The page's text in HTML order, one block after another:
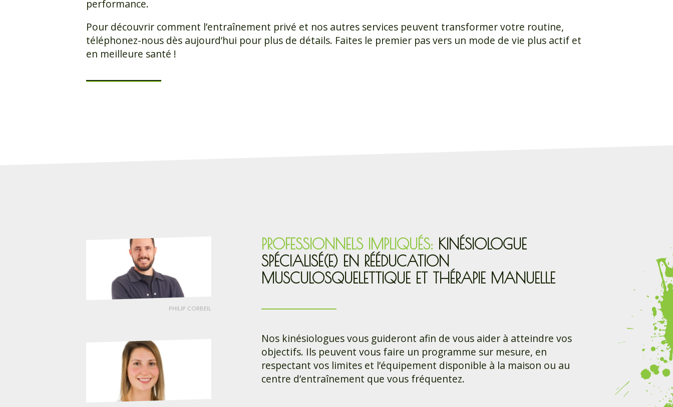
performance.
Pour découvrir comment l’entraînement privé et nos autres services peuvent transformer votre routine,
téléphonez-nous dès aujourd’hui pour plus de détails. Faites le premier pas vers un mode de vie plus actif et
en meilleure santé !
PROFESSIONNELS IMPLIQUÉS: KINÉSIOLOGUE
SPÉCIALISÉ(E) EN RÉÉDUCATION
MUSCULOSQUELETTIQUE ET THÉRAPIE MANUELLE
Nos kinésiologues vous guideront afin de vous aider à atteindre vos
objectifs. Ils peuvent vous faire un programme sur mesure, en
respectant vos limites et l’équipement disponible à la maison ou au
centre d’entraînement que vous fréquentez.
PHILIP CORBEIL